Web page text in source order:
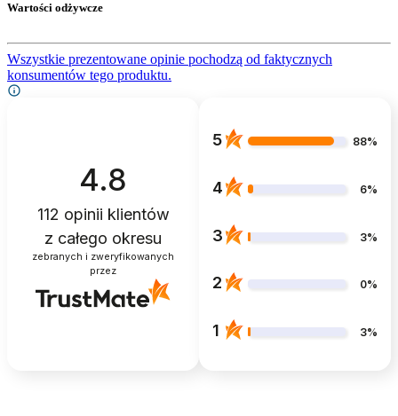
Wartości odżywcze
Wszystkie prezentowane opinie pochodzą od faktycznych
konsumentów tego produktu.
4.8
112 opinii klientów
z całego okresu
zebranych i zweryfikowanych
przez
5 88%
4 6%
3 3%
2 0%
1 3%